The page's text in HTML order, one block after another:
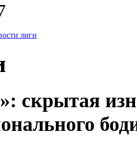
лиги
скрытая